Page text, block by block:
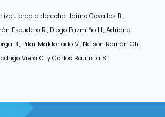
izquierda a derecha: Jaime Cevallos B.,
Escudero R., Diego Pazmiño H., Adriana
B., Pilar Maldonado V., Nelson Román Ch.,
Viera C. y Carlos Bautista S.